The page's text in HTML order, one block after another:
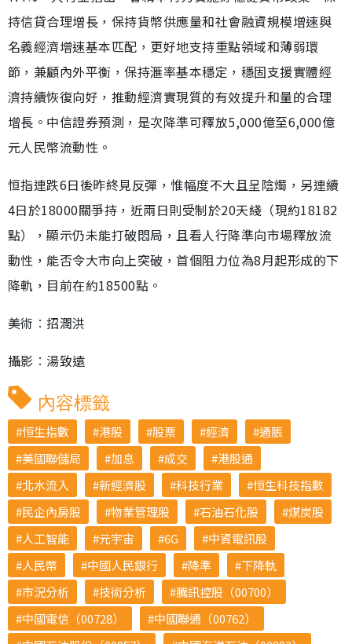
持信貸合理增長，保持貨幣供應量和社會融資規模增速與
名義經濟增速基本匹配，更好地支持重點領域和薄弱環
節，兼顧內外平衡，保持滙率基本穩定，穩固支援實體經
濟持續恢復向好，推動經濟實現質的有效提升和量的合理
增長。中信證券預測，是次降準可釋放5,000億至6,000億
元人民幣流動性。
恒指連跌6日後昨終見反彈，惟幅度不大且呈陰燭，另連續
4日於18000關爭持，近兩日則受制於20天綫（現約18182
點），顯示仍未能打破悶局，且看人行降準向市場釋放流
動性，能否令大市向上突破，首個阻力位為8月起形成的下
降軌，目前在約18500點。
美術︰招潤洪
攝影︰湯致遠
內容標籤
恒生指數 港股 股票 經濟
通脹
美國聯儲局
加息 成交
港股通
北水流入
新經濟股 科技行業
恒生科技指數
民企內房股
物業管理股 石油石化股
煤炭股
人工智能
元宇宙 6G
中資電訊股
人民幣
中國人民銀行 降準
下降軌
市況分析
技術分析
騰訊控股（00700）
中國電信（00728）
中國聯通（00762）